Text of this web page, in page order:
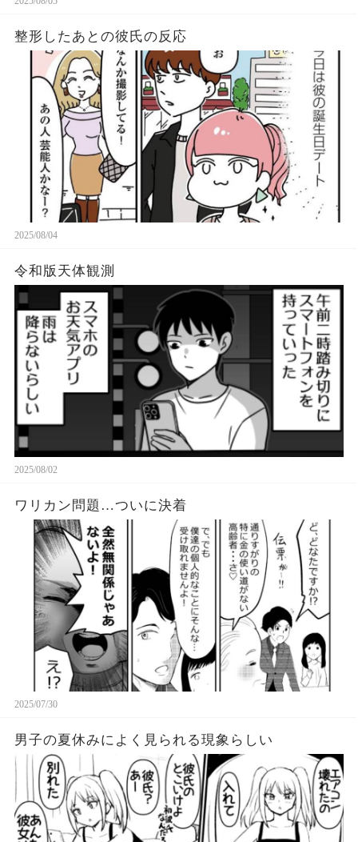
整形したあとの彼氏の反応
2025/08/04
令和版天体観測
2025/08/02
ワリカン問題…ついに決着
2025/07/30
男子の夏休みによく見られる現象らしい